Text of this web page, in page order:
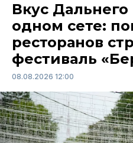
Вкус Дальнего
одном сете:
ресторанов
фестиваль
08.08.2026 12:00